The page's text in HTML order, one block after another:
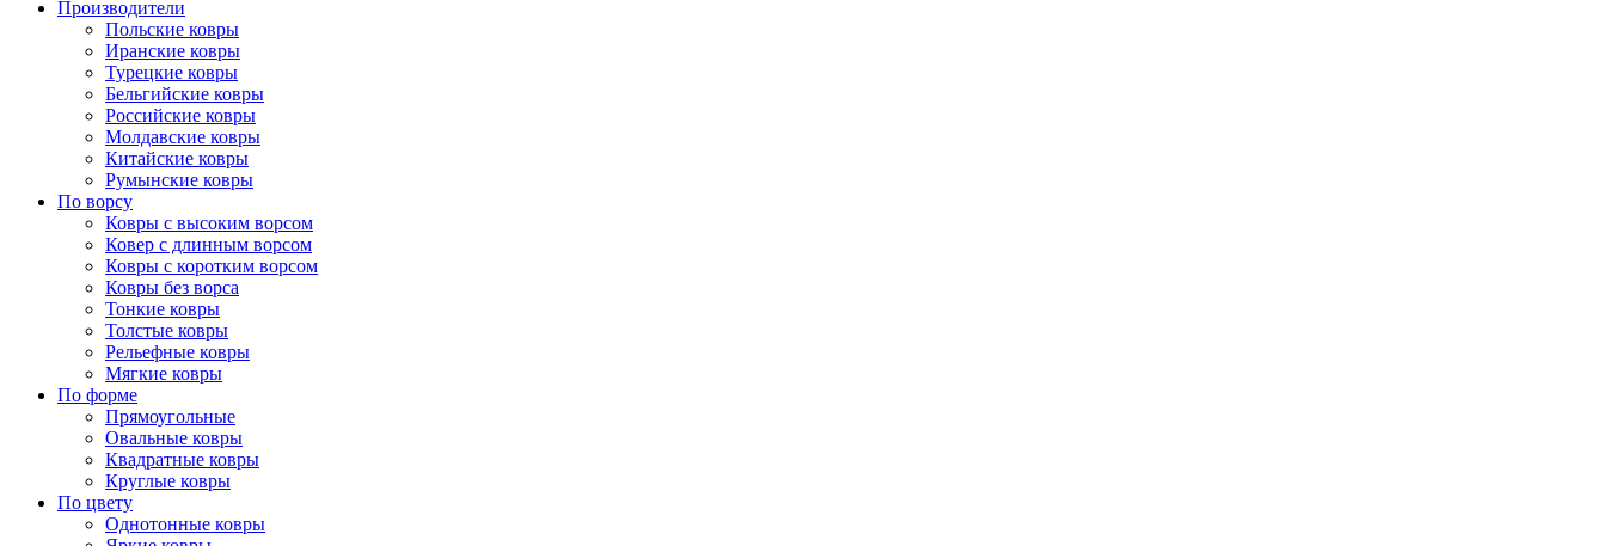
Производители
Польские ковры
Иранские ковры
Турецкие ковры
Бельгийские ковры
Российские ковры
Молдавские ковры
Китайские ковры
Румынские ковры
По ворсу
Ковры с высоким ворсом
Ковер с длинным ворсом
Ковры с коротким ворсом
Ковры без ворса
Тонкие ковры
Толстые ковры
Рельефные ковры
Мягкие ковры
По форме
Прямоугольные
Овальные ковры
Квадратные ковры
Круглые ковры
По цвету
Однотонные ковры